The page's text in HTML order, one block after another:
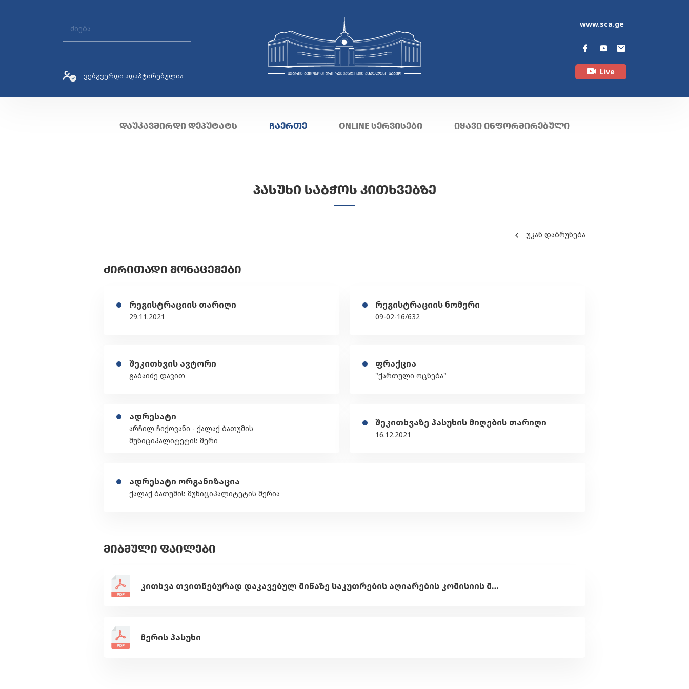
ვებგვერდი ადაპტირებულია
www.sca.ge
Live
ᲓᲐᲣᲙᲐᲕᲨᲘᲠᲓᲘ ᲓᲔᲞᲣᲢᲐᲢᲡ ᲩᲐᲔᲠᲗᲔ ONLINE ᲡᲔᲠᲕᲘᲡᲔᲑᲘ ᲘᲧᲐᲕᲘ ᲘᲜᲤᲝᲠᲛᲘᲠᲔᲑᲣᲚᲘ
ᲞᲐᲡᲣᲮᲘ ᲡᲐᲑᲭᲝᲡ ᲙᲘᲗᲮᲕᲔᲑᲖᲔ
უკან დაბრუნება
ᲫᲘᲠᲘᲗᲐᲓᲘ ᲛᲝᲜᲐᲪᲔᲛᲔᲑᲘ
რეგისტრაციის თარიღი
29.11.2021
რეგისტრაციის ნომერი
09-02-16/632
შეკითხვის ავტორი
გაბაიძე დავით
ფრაქცია
"ქართული ოცნება"
ადრესატი
არჩილ ჩიქოვანი - ქალაქ ბათუმის
მუნიციპალიტეტის მერი
შეკითხვაზე პასუხის მიღების თარიღი
16.12.2021
ადრესატი ორგანიზაცია
ქალაქ ბათუმის მუნიციპალიტეტის მერია
ᲛᲘᲑᲛᲣᲚᲘ ᲤᲐᲘᲚᲔᲑᲘ
კითხვა თვითნებურად დაკავებულ მიწაზე საკუთრების აღიარების კომისიის მიერ ჩატარებული სხდომების და მიღებული გადაწყვეტილებების შესახებ
მერის პასუხი